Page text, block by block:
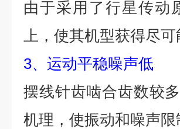
由于采用了行星传动
上，使其机型获得尽
3、运动平稳噪声低
摆线针齿啮合齿数较
机理，使振动和噪声